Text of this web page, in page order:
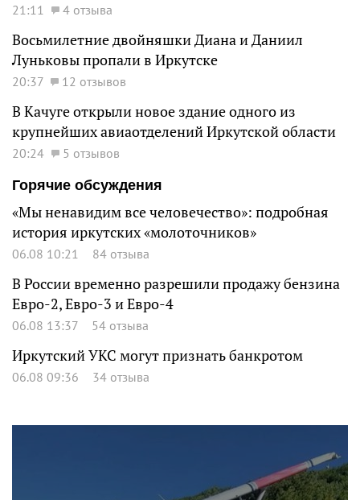
21:11 4 отзыва
Восьмилетние двойняшки Диана и Даниил
Луньковы пропали в Иркутске
20:37 12 отзывов
В Качуге открыли новое здание одного из
крупнейших авиаотделений Иркутской области
20:24
5 отзывов
Горячие обсуждения
«Мы ненавидим все человечество»: подробная
история иркутских «молоточников»
06.08 10:21 84 отзыва
В России временно разрешили продажу бензина
Евро-2, Евро-3 и Евро-4
06.08 13:37 54 отзыва
Иркутский УКС могут признать банкротом
06.08 09:36 34 отзыва